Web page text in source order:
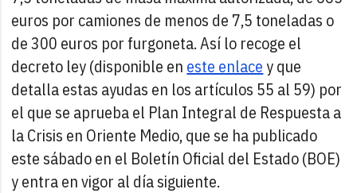
euros por camiones de menos de 7,5 toneladas o
de 300 euros por furgoneta. Así lo recoge el
decreto ley (disponible en este enlacey que
detalla estas ayudas en los artículos 55 al 59) por
el que se aprueba el Plan Integral de Respuesta a
la Crisis en Oriente Medio, que se ha publicado
este sábado en el Boletín Oficial del Estado (BOE)
y entra en vigor al día siguiente.